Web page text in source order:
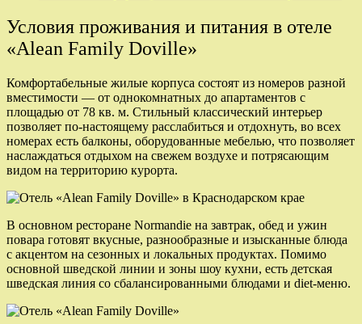
Условия проживания и питания в отеле
«Alean Family Doville»
Комфортабельные жилые корпуса состоят из номеров разной
вместимости — от однокомнатных до апартаментов с
площадью от 78 кв. м. Стильный классический интерьер
позволяет по-настоящему расслабиться и отдохнуть, во всех
номерах есть балконы, оборудованные мебелью, что позволяет
наслаждаться отдыхом на свежем воздухе и потрясающим
видом на территорию курорта.
В основном ресторане Normandie на завтрак, обед и ужин
повара готовят вкусные, разнообразные и изысканные блюда
с акцентом на сезонных и локальных продуктах. Помимо
основной шведской линии и зоны шоу кухни, есть детская
шведская линия со сбалансированными блюдами и diet-меню.